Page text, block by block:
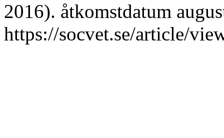
2016). åtkomstdatum
https://socvet.se/article/